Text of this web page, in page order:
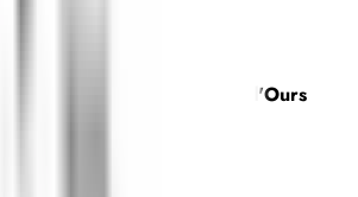
(H/F) - Hôtel les Barmes de l'Ours